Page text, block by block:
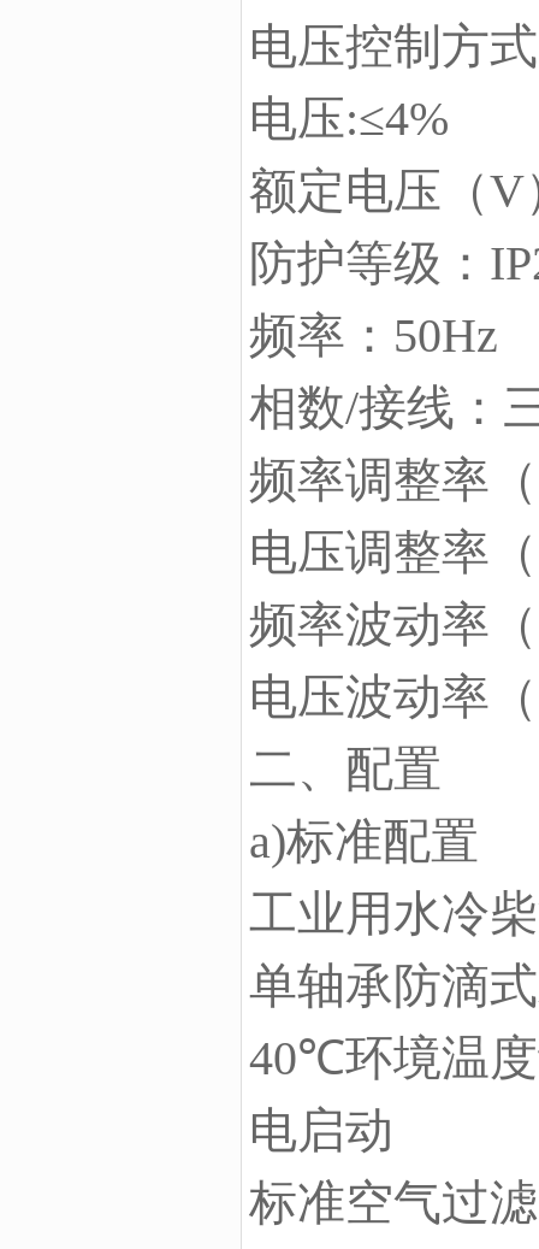
电压控制方
电压:≤4%
额定电压（V
防护等级：
频率：50Hz
相数/接线：
频率调整率
电压调整率
频率波动率
电压波动率
二、配置
a)标准配置
工业用水冷
单轴承防滴
40℃环境温
电启动
标准空气过